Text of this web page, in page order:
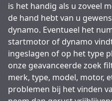
is het handig als u zoveel
de hand hebt van u
dynamo. Eventueel het
startmotor of dynamo
ingeslagen of op het type
onze geavanceerde zoek
merk, type, model, motor,
problemen bij het vinden